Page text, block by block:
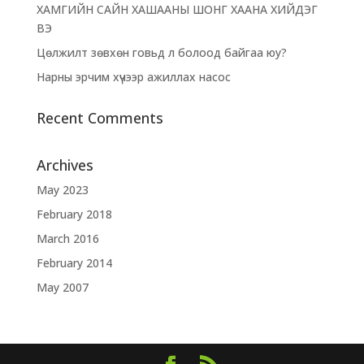
ХАМГИЙН САЙН ХАШААНЫ ШОНГ ХААНА ХИЙДЭГ
ВЭ
Цөлжилт зөвхөн говьд л болоод байгаа юу?
Нарны эрчим хүчээр ажиллах насос
Recent Comments
Archives
May 2023
February 2018
March 2016
February 2014
May 2007